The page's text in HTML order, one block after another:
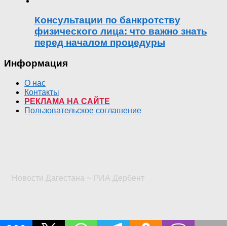
Консультации по банкротству
физического лица: что важно знать
перед началом процедуры
Информация
О нас
Контакты
РЕКЛАМА НА САЙТЕ
Пользовательское соглашение
Новости Дагестана ~ РИА Дербент